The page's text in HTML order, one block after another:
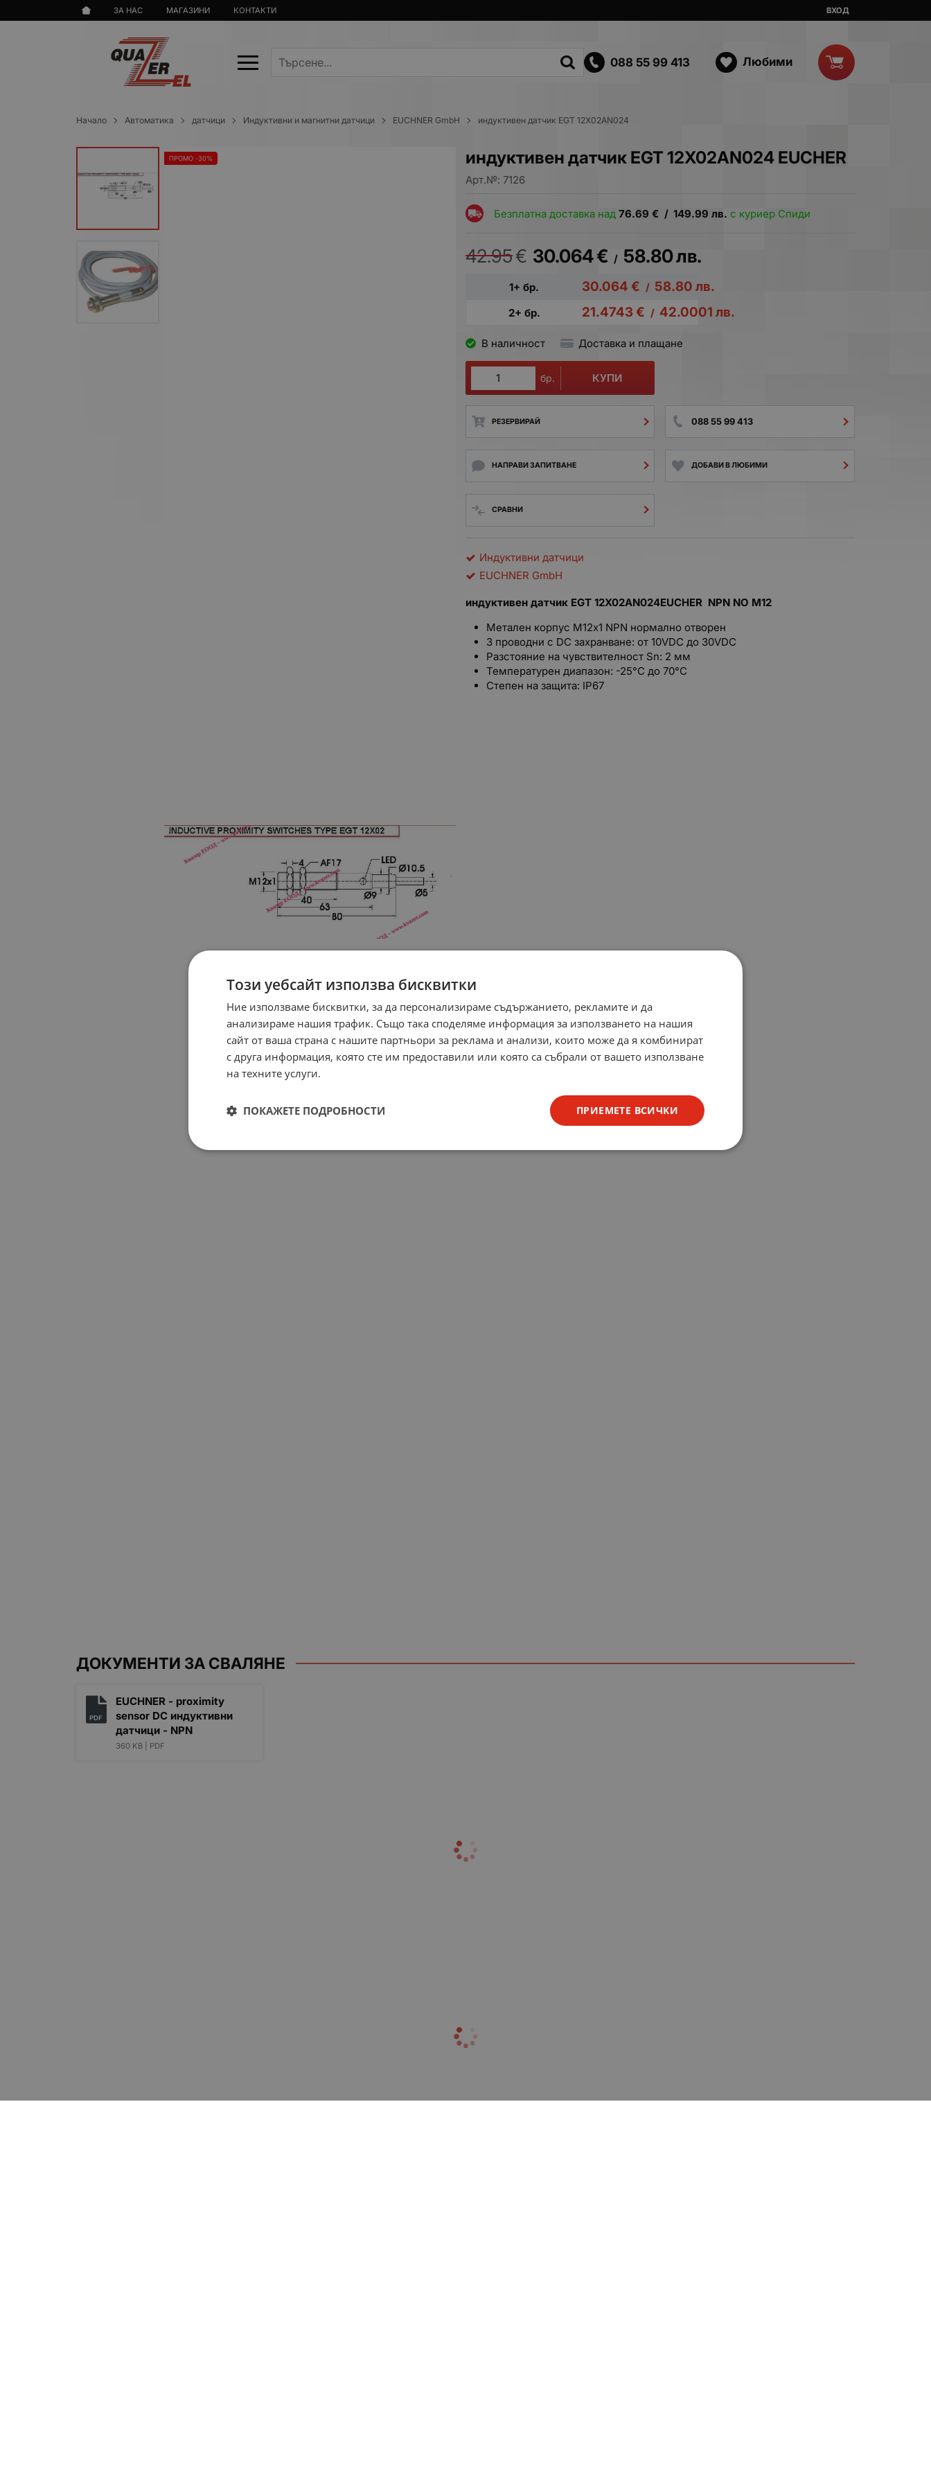
ЗА НАС МАГАЗИНИ КОНТАКТИ ВХОД
088 55 99 413 Любими
Начало Автоматика датчици Индуктивни и магнитни датчици EUCHNER GmbH индуктивен датчик EGT 12X02AN024
индуктивен датчик EGT 12X02AN024 EUCHER
Арт.№: 7126
ПРОМО -30%
Безплатна доставка над76.69 € / 149.99 лв. с куриер Спиди
42.95€ 30.064€ / 58.80лв.
1+ бр. 30.064 € / 58.80 лв.
2+ бр. 21.4743 € / 42.0001 лв.
В наличност Доставка и плащане
бр. КУПИ
РЕЗЕРВИРАЙ 088 55 99 413
НАПРАВИ ЗАПИТВАНЕ ДОБАВИ В ЛЮБИМИ
СРАВНИ
Индуктивни датчици
EUCHNER GmbH
индуктивен датчик EGT 12X02AN024EUCHER NPN NO M12
Метален корпус М12х1 NPN нормално отворен
3 проводни с DC захранване: от 10VDC до 30VDC
Разстояние на чувствителност Sn: 2 мм
Температурен диапазон: -25°C дo 70°C
Степен на защита: IP67
ДОКУМЕНТИ ЗА СВАЛЯНЕ
PDF
EUCHNER - proximity
sensor DC индуктивни
датчици - NPN
360 KB | PDF
Този уебсайт използва бисквитки
Ние използваме бисквитки, за да персонализираме съдържанието, рекламите и да
анализираме нашия трафик. Също така споделяме информация за използването на нашия
сайт от ваша страна с нашите партньори за реклама и анализи, които може да я комбинират
с друга информация, която сте им предоставили или която са събрали от вашето използване
на техните услуги.
ПРИЕМЕТЕ ВСИЧКИ
ПОКАЖЕТЕ ПОДРОБНОСТИ